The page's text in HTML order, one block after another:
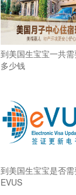
到美国生宝宝一共
多少钱
到美国生宝宝是否
EVUS